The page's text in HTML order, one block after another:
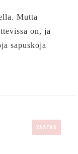
Mutta
on, ja
sapuskoja
VASTAA